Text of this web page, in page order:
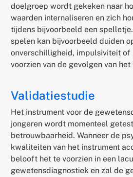
doelgroep wordt gekeken naar
waarden internaliseren en zich
tijdens bijvoorbeeld een
spelen kan bijvoorbeeld duiden
onverschilligheid, impulsiviteit of
voorzien van de gevolgen van
Validatiestudie
Het instrument voor de
jongeren wordt momenteel
betrouwbaarheid. Wanneer de
kwaliteiten van het instrument
belooft het te voorzien in een
gewetensdiagnostiek en zal de